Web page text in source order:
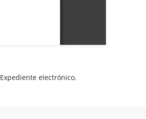
Expediente electrónico,